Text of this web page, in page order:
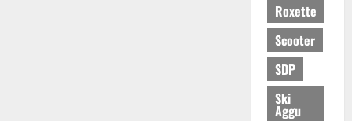
Roxette
Scooter
SDP
Ski
Aggu